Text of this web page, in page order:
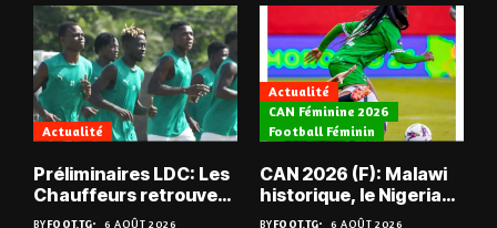
Actualité
Préliminaires LDC: Les
Chauffeurs retrouvent
les Mimos
BYFOOT.TG 6 AOÛT 2026
Actualité
CAN Féminine 2026
Football Féminin
CAN 2026 (F): Malawi
historique, le Nigeria
sauvé, la Zambie
BYFOOT.TG 6 AOÛT 2026